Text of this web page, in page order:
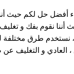
أفضل حل لكم حيث
أننا نقوم بفك و
، نستخدم طرق مختلفة
، العادي و التغليف